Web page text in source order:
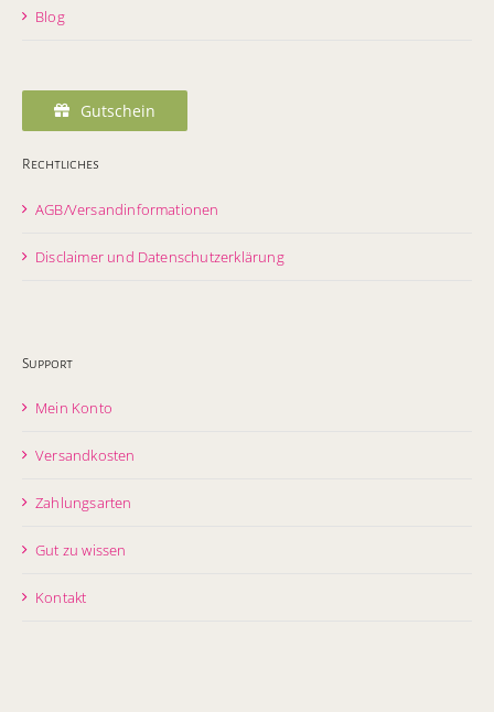
Blog
Gutschein
Rechtliches
AGB/Versandinformationen
Disclaimer und Datenschutzerklärung
Support
Mein Konto
Versandkosten
Zahlungsarten
Gut zu wissen
Kontakt